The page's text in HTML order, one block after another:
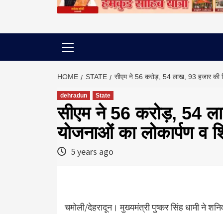
HOME STATE सीएम ने 56 करोड़, 54 लाख, 93 हजार की
dehradun State
सीएम ने 56 करोड़, 54
योजनाओं का लोकार्पण व
5 years ago
चमोली/देहरादून। मुख्यमंत्री पुष्कर सिंह धामी ने